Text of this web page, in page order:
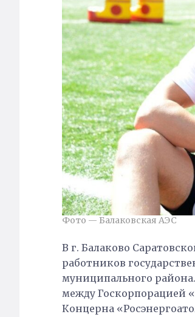
Фото — Балаковская АЭС
В г. Балаково
работников
муниципального
между Госкорпорацией
Концерна